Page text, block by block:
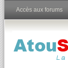
Accès aux forums